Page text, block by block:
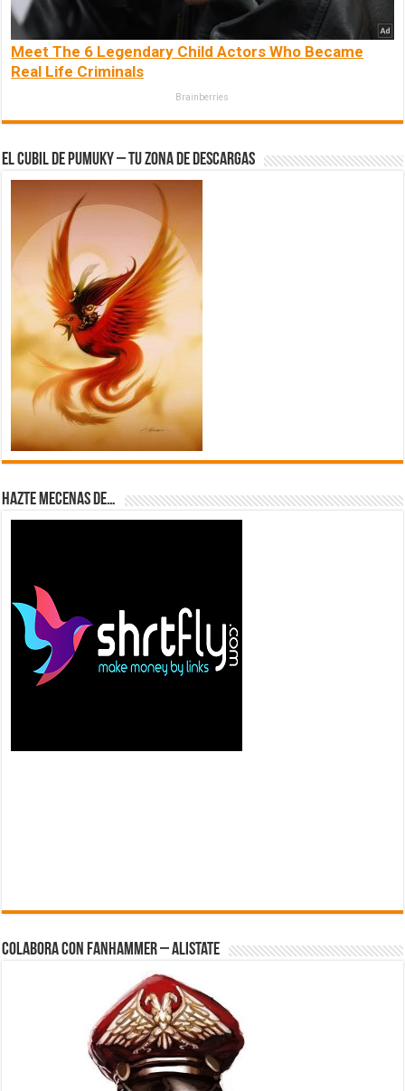
Meet The 6 Legendary Child Actors Who Became
Real Life Criminals
Brainberries
El Cubil de Pumuky – Tu zona de Descargas
Hazte Mecenas de…
Colabora con FanHammer – Alistate